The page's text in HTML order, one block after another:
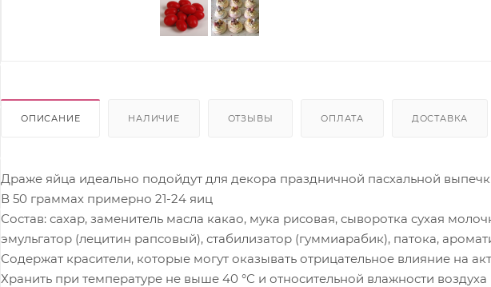
ОПИСАНИЕ НАЛИЧИЕ ОТЗЫВЫ ОПЛАТА ДОСТАВКА
Драже яйца идеально подойдут для декора праздничной пасхальной
В 50 граммах примерно 21-24 яиц
Состав: сахар, заменитель масла какао, мука рисовая, сыворотка сухая
эмульгатор (лецитин рапсовый), стабилизатор (гуммиарабик), патока,
Содержат красители, которые могут оказывать отрицательное влияние на
Хранить при температуре не выше 40 °С и относительной влажности воздуха